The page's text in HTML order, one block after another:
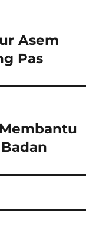
Asem
Pas